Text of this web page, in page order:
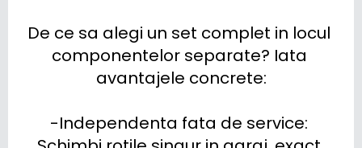
De ce sa alegi un set complet in locul
componentelor separate? Iata
avantajele concrete:
-Independenta fata de service: